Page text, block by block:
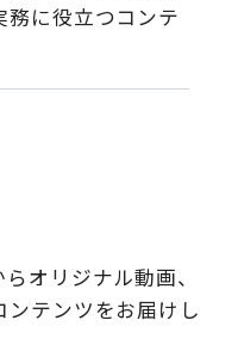
に役立つコンテ
オリジナル動画、
テンツをお届けし